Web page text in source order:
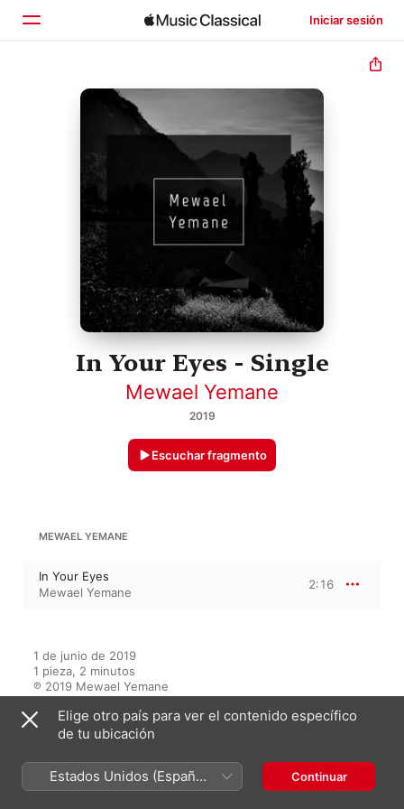
Iniciar sesión
Inicio
Buscar
In Your Eyes - Single
Mewael Yemane
2019
Escuchar fragmento
MEWAEL YEMANE
In Your Eyes
Mewael Yemane
2:16
1 de junio de 2019
1 pieza, 2 minutos
℗ 2019 Mewael Yemane
Elige otro país para ver el contenido específico
de tu ubicación
Estados Unidos (Español
México)
Continuar